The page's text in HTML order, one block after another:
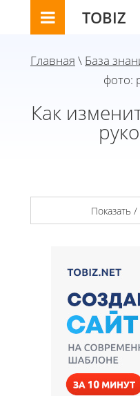
TOBIZ
Главная \ База
фото:
Как
Показать